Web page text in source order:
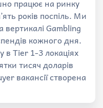
працює на ринку
років поспіль. Ми
вертикалі Gambling
кожного дня.
в Tier 1-3 локаціях
тисяч доларів
вакансії створена